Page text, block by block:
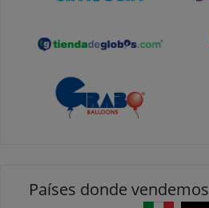
Países donde vendemos